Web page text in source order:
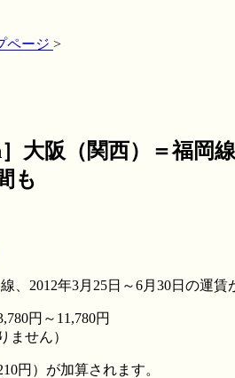
ページ >
］大阪（関西）＝福
も
、2012年3月25日～6月30日の運賃
円～11,780円
ません）
円）が加算されます。